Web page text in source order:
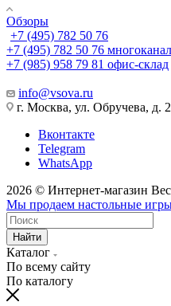
Обзоры
+7 (495) 782 50 76
+7 (495) 782 50 76
+7 (985) 958 79 81 офис-склад
info@vsova.ru
г. Москва, ул. Обручева, д.
Вконтакте
Telegram
WhatsApp
2026 © Интернет-магазин
Мы продаем настольные
Найти
Каталог
По всему сайту
По каталогу